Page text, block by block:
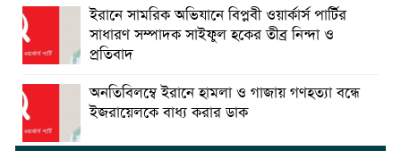
ইরানে সামরিক অভিযানে বিপ্লবী ওয়ার্কার্স পার্টির
সাধারণ সম্পাদক সাইফুল হকের তীব্র নিন্দা ও
প্রতিবাদ
অনতিবিলম্বে ইরানে হামলা ও গাজায় গণহত্যা বন্ধে
ইজরায়েলকে বাধ্য করার ডাক